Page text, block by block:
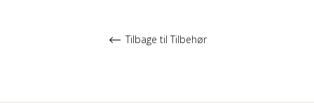
Tilbage til Tilbehør